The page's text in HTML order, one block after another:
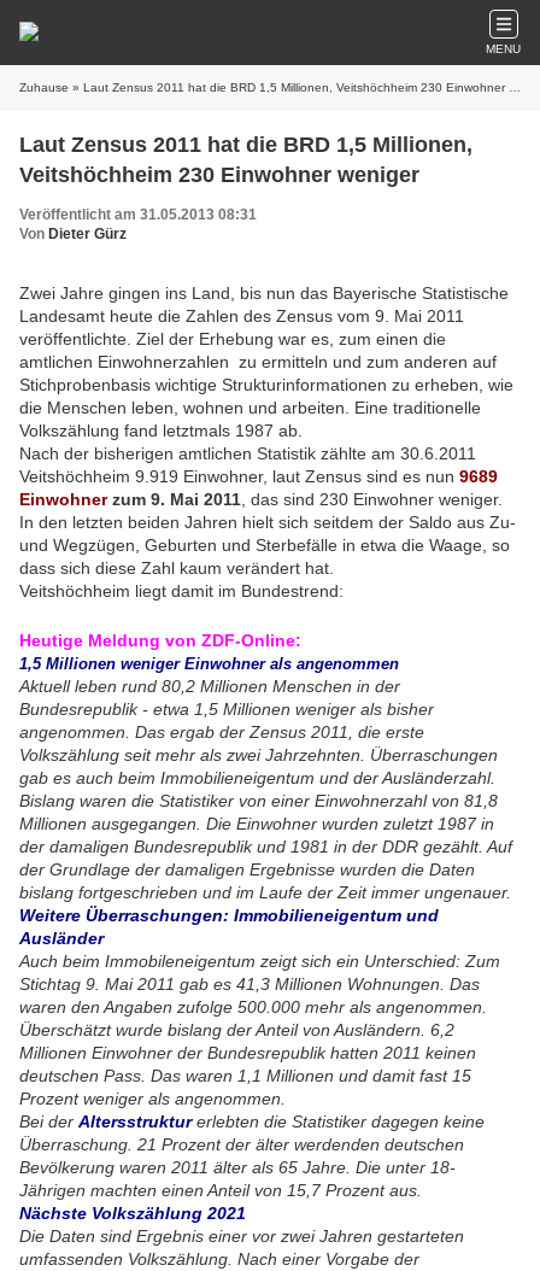
MENU
Zuhause » Laut Zensus 2011 hat die BRD 1,5 Millionen, Veitshöchheim 230 Einwohner weniger
Laut Zensus 2011 hat die BRD 1,5 Millionen,
Veitshöchheim 230 Einwohner weniger
Veröffentlicht am 31.05.2013 08:31
Von Dieter Gürz
Zwei Jahre gingen ins Land, bis nun das Bayerische Statistische
Landesamt heute die Zahlen des Zensus vom 9. Mai 2011
veröffentlichte. Ziel der Erhebung war es, zum einen die
amtlichen Einwohnerzahlen zu ermitteln und zum anderen auf
Stichprobenbasis wichtige Strukturinformationen zu erheben, wie
die Menschen leben, wohnen und arbeiten. Eine traditionelle
Volkszählung fand letztmals 1987 ab.
Nach der bisherigen amtlichen Statistik zählte am 30.6.2011
Veitshöchheim 9.919 Einwohner, laut Zensus sind es nun 9689
Einwohner zum 9. Mai 2011 , das sind 230 Einwohner weniger.
In den letzten beiden Jahren hielt sich seitdem der Saldo aus Zu-
und Wegzügen, Geburten und Sterbefälle in etwa die Waage, so
dass sich diese Zahl kaum verändert hat.
Veitshöchheim liegt damit im Bundestrend:
Heutige Meldung von ZDF-Online:
1,5 Millionen weniger Einwohner als angenommen
Aktuell leben rund 80,2 Millionen Menschen in der
Bundesrepublik - etwa 1,5 Millionen weniger als bisher
angenommen. Das ergab der Zensus 2011, die erste
Volkszählung seit mehr als zwei Jahrzehnten. Überraschungen
gab es auch beim Immobilieneigentum und der Ausländerzahl.
Bislang waren die Statistiker von einer Einwohnerzahl von 81,8
Millionen ausgegangen. Die Einwohner wurden zuletzt 1987 in
der damaligen Bundesrepublik und 1981 in der DDR gezählt. Auf
der Grundlage der damaligen Ergebnisse wurden die Daten
bislang fortgeschrieben und im Laufe der Zeit immer ungenauer.
Weitere Überraschungen: Immobilieneigentum und
Ausländer
Auch beim Immobileneigentum zeigt sich ein Unterschied: Zum
Stichtag 9. Mai 2011 gab es 41,3 Millionen Wohnungen. Das
waren den Angaben zufolge 500.000 mehr als angenommen.
Überschätzt wurde bislang der Anteil von Ausländern. 6,2
Millionen Einwohner der Bundesrepublik hatten 2011 keinen
deutschen Pass. Das waren 1,1 Millionen und damit fast 15
Prozent weniger als angenommen.
Bei der Altersstrukturerlebten die Statistiker dagegen keine
Überraschung. 21 Prozent der älter werdenden deutschen
Bevölkerung waren 2011 älter als 65 Jahre. Die unter 18-
Jährigen machten einen Anteil von 15,7 Prozent aus.
Nächste Volkszählung 2021
Die Daten sind Ergebnis einer vor zwei Jahren gestarteten
umfassenden Volkszählung. Nach einer Vorgabe der